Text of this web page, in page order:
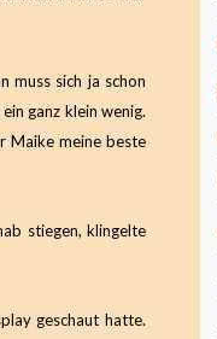
muss sich ja schon
ganz klein wenig.
Maike meine beste
stiegen, klingelte
geschaut hatte.